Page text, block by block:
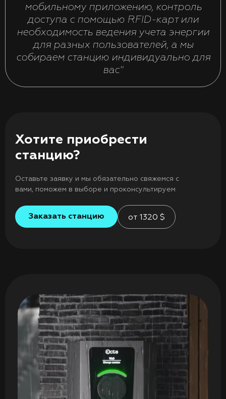
мобильному приложению, контроль
доступа с помощью RFID-карт или
необходимость ведения учета энергии
для разных пользователей, а мы
собираем станцию индивидуально для
вас"
Хотите приобрести
станцию?
Оставьте заявку и мы обязательно свяжемся с
вами, поможем в выборе и проконсультируем
от 1320 $
Заказать станцию